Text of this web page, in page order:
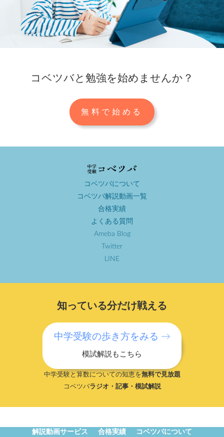
コベツバと勉強を始めませんか？
無料で始める
コベツバについて
コベツバ解説動画一覧
合格実績
よくある質問
Ameba Blog
Twitter
LINE
知っている分だけ戦える
中学受験の歩き方をみる →
模試解説もこちら
中学受験と算数についての知恵を無料で見放題
コベツバラジオ・記事・模試解説
解説動画サービス 合格実績 コベツバについて